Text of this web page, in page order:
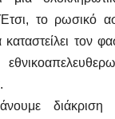
το ρωσικό
καταστείλει τον
διάκριση